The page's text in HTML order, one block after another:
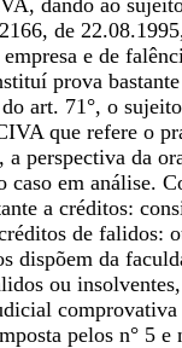
dando ao
de
empresa e de
prova
art. 71°, o
que refere o
a perspectiva da
caso em análise.
a créditos:
de falidos:
dispõem da
ou
comprovativa
pelos n° 5